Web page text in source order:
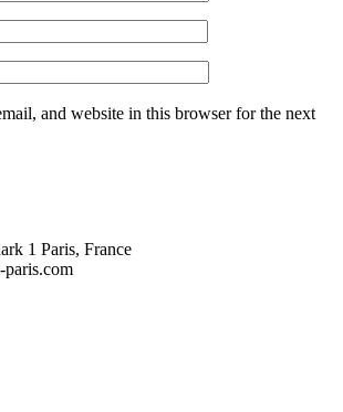
and website in this browser for the next
Paris, France
paris.com